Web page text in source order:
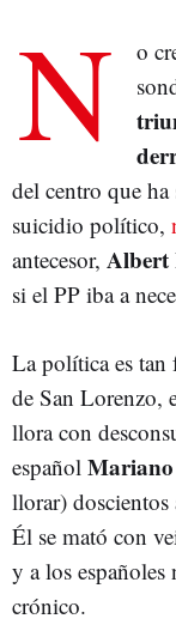
N
o
del centro que
suicidio político,
antecesor, Albert
si el PP iba a
La política es tan
de San Lorenzo,
llora con
español
llorar) doscientos
Él se mató con
y a los
crónico.